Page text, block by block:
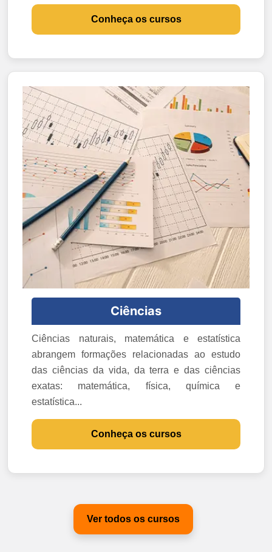
Conheça os cursos
Ciências
Ciências naturais, matemática e estatística
abrangem formações relacionadas ao estudo
das ciências da vida, da terra e das ciências
exatas: matemática, física, química e
estatística...
Conheça os cursos
Ver todos os cursos